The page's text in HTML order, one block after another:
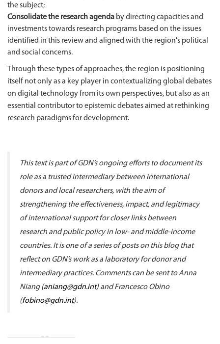
the subject;
Consolidate the research agenda by directing capacities and
investments towards research programs based on the issues
identified in this review and aligned with the region's political
and social concerns.
Through these types of approaches, the region is positioning
itself not only as a key player in contextualizing global debates
on digital technology from its own perspectives, but also as an
essential contributor to epistemic debates aimed at rethinking
research paradigms for development.
This text is part of GDN’s ongoing efforts to document its
role as a trusted intermediary between international
donors and local researchers, with the aim of
strengthening the effectiveness, impact, and legitimacy
of international support for closer links between
research and public policy in low- and middle-income
countries. It is one of a series of posts on this blog that
reflect on GDN’s work as a laboratory for donor and
intermediary practices. Comments can be sent toAnna
Niang (aniang@gdn.int) and Francesco Obino
(fobino@gdn.int).